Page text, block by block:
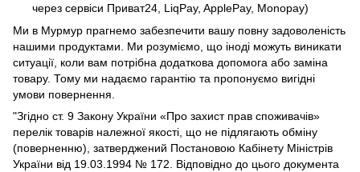
через сервіси Приват24, LiqPay, ApplePay, Monopay)
Ми в Мурмур прагнемо забезпечити вашу повну задоволеність
нашими продуктами. Ми розуміємо, що іноді можуть виникати
ситуації, коли вам потрібна додаткова допомога або заміна
товару. Тому ми надаємо гарантію та пропонуємо вигідні
умови повернення.
"Згідно ст. 9 Закону України «Про захист прав споживачів»
перелік товарів належної якості, що не підлягають обміну
(поверненню), затверджений Постановою Кабінету Міністрів
України від 19.03.1994 № 172. Відповідно до цього документа